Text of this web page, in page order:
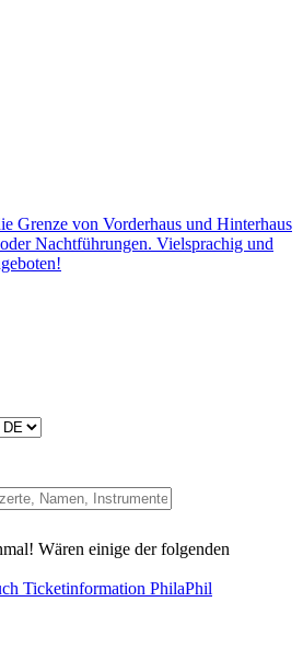
Grenze von Vorderhaus und Hinterhaus
Nachtführungen. Vielsprachig und
Wären einige der folgenden
Ticketinformation PhilaPhil